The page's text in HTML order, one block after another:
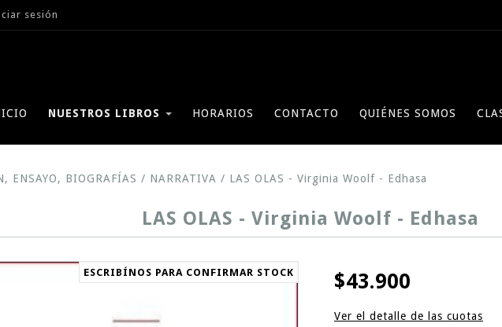
sesión
NUESTROS LIBROS HORARIOS CONTACTO QUIÉNES SOMOS
ENSAYO, BIOGRAFÍAS / NARRATIVA / LAS OLAS - Virginia Woolf - Edhasa
LAS OLAS - Virginia Woolf - Edhasa
ESCRIBÍNOS PARA CONFIRMAR STOCK $43.900
Ver el detalle de las cuotas